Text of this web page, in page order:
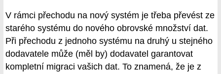
V rámci přechodu na nový systém je třeba převést ze
starého systému do nového obrovské množství dat.
Při přechodu z jednoho systému na druhý u stejného
dodavatele může (měl by) dodavatel garantovat
kompletní migraci vašich dat. To znamená, že je z